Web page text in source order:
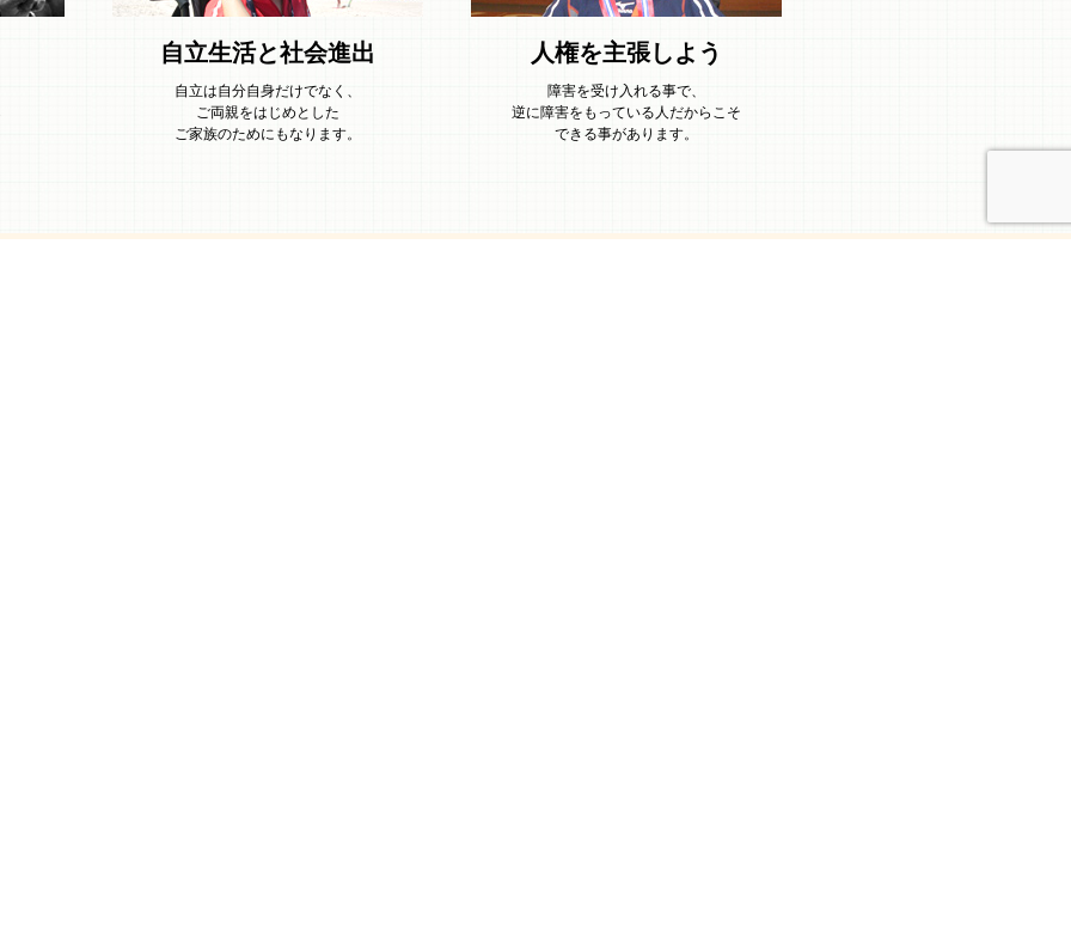
自立生活と社会進出
自立は自分自身だけでなく、
ご両親をはじめとした
ご家族のためにもなります。
人権を主張しよう
障害を受け入れる事で、
逆に障害をもっている人だからこそ
できる事があります。